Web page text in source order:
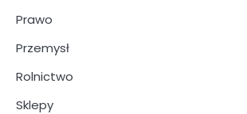
Prawo
Przemysł
Rolnictwo
Sklepy